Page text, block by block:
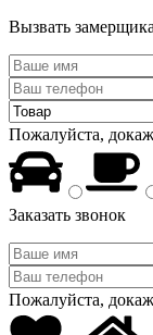
Вызвать замерщика
Пожалуйста,
Заказать звонок
Пожалуйста,